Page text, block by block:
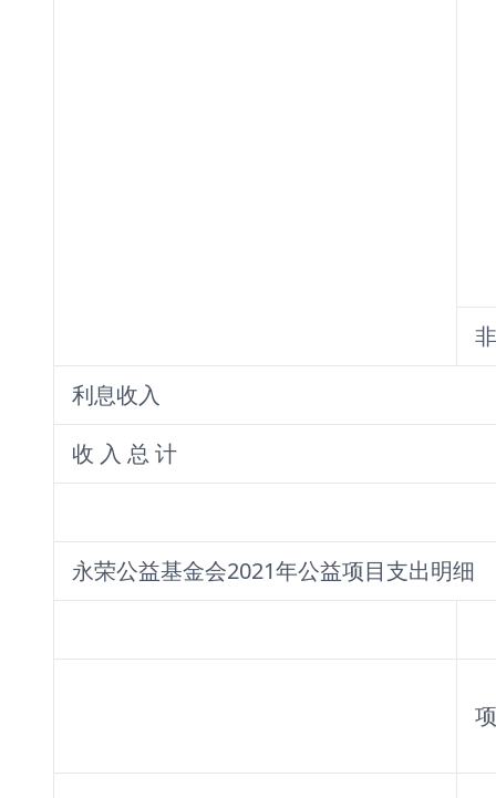
利息收入
收 入 总 计
永荣公益基金会2021年公益项目支出明细